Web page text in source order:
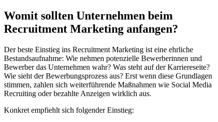
Womit sollten Unternehmen beim
Recruitment Marketing anfangen?
Der beste Einstieg ins Recruitment Marketing ist eine ehrliche
Bestandsaufnahme: Wie nehmen potenzielle Bewerberinnen und
Bewerber das Unternehmen wahr? Was steht auf der Karriereseite?
Wie sieht der Bewerbungsprozess aus? Erst wenn diese Grundlagen
stimmen, zahlen sich weiterführende Maßnahmen wie Social Media
Recruiting oder bezahlte Anzeigen wirklich aus.
Konkret empfiehlt sich folgender Einstieg: